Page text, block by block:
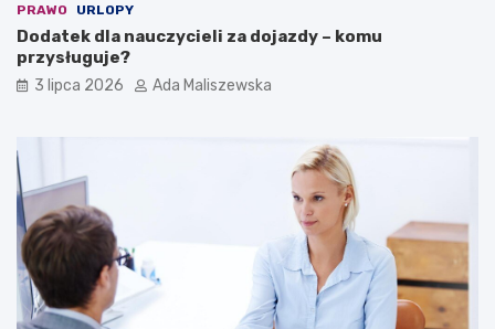
PRAWO URLOPY
Dodatek dla nauczycieli za dojazdy – komu
przysługuje?
3 lipca 2026 Ada Maliszewska